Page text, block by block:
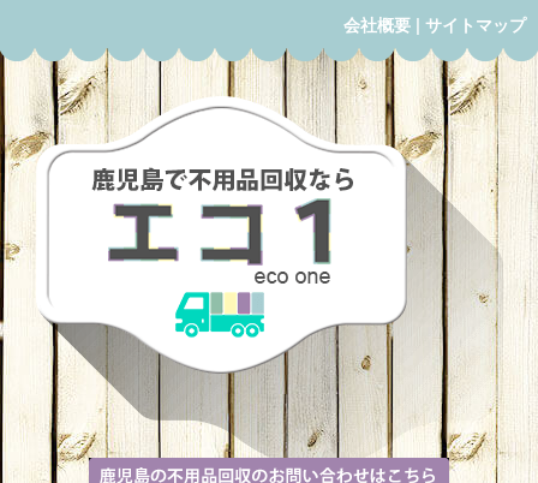
会社概要 | サイトマップ